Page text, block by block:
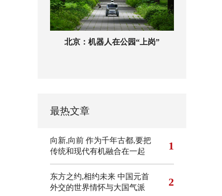
北京：机器人在公园“上岗”
最热文章
向新,向前 作为千年古都,要把
传统和现代有机融合在一起
1
东方之约,相约未来 中国元首
外交的世界情怀与大国气派
2